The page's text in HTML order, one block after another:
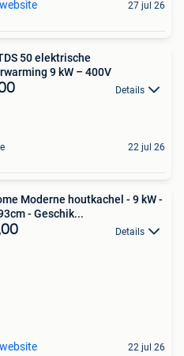
27 jul 26
50 elektrische
9 kW – 400V
Details
22 jul 26
Moderne houtkachel - 9 kW -
- Geschik...
Details
22 jul 26